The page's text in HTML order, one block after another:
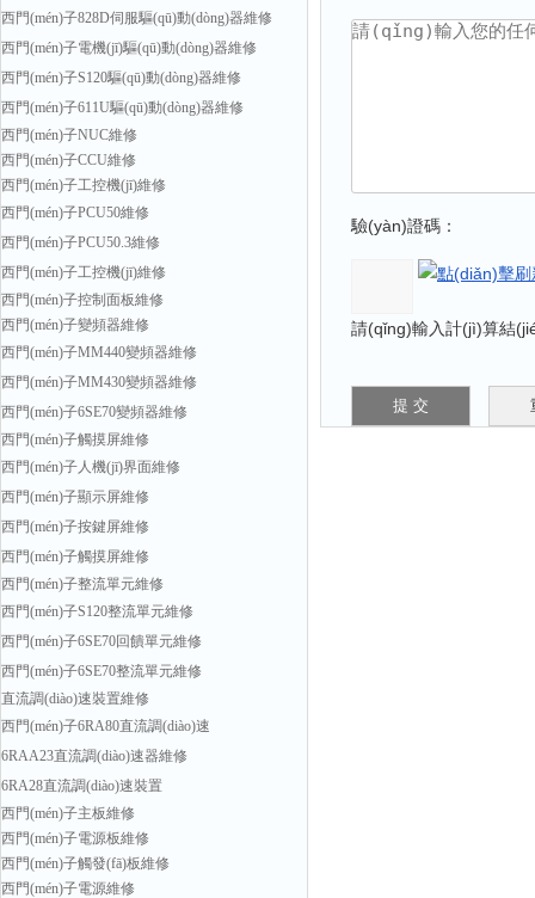
西門(mén)子828D伺服驅(qū)動(dòng)器維修
西門(mén)子電機(jī)驅(qū)動(dòng)器維修
西門(mén)子S120驅(qū)動(dòng)器維修
西門(mén)子611U驅(qū)動(dòng)器維修
西門(mén)子NUC維修
西門(mén)子CCU維修
西門(mén)子工控機(jī)維修
西門(mén)子PCU50維修
西門(mén)子PCU50.3維修
西門(mén)子工控機(jī)維修
西門(mén)子控制面板維修
西門(mén)子變頻器維修
西門(mén)子MM440變頻器維修
西門(mén)子MM430變頻器維修
西門(mén)子6SE70變頻器維修
西門(mén)子觸摸屏維修
西門(mén)子人機(jī)界面維修
西門(mén)子顯示屏維修
西門(mén)子按鍵屏維修
西門(mén)子觸摸屏維修
西門(mén)子整流單元維修
西門(mén)子S120整流單元維修
西門(mén)子6SE70回饋單元維修
西門(mén)子6SE70整流單元維修
直流調(diào)速裝置維修
西門(mén)子6RA80直流調(diào)速
6RAA23直流調(diào)速器維修
6RA28直流調(diào)速裝置
西門(mén)子主板維修
西門(mén)子電源板維修
西門(mén)子觸發(fā)板維修
西門(mén)子電源維修
驗(yàn)證碼：
請(qǐng)輸入計(jì)算結